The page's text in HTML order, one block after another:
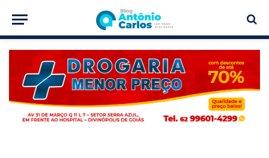
PUBLICIDADE